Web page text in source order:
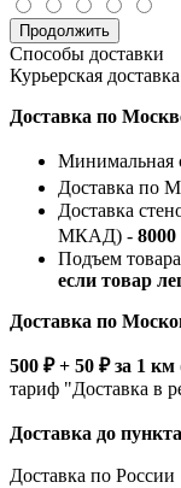
Продолжить
Способы доставки
Курьерская
Доставка по
Минимальная
Доставка по
Доставка
МКАД) -
Подъем
если товар
Доставка по
500 ₽ + 50 ₽ за 1 км
тариф "Доставка в
Доставка до
Доставка по России